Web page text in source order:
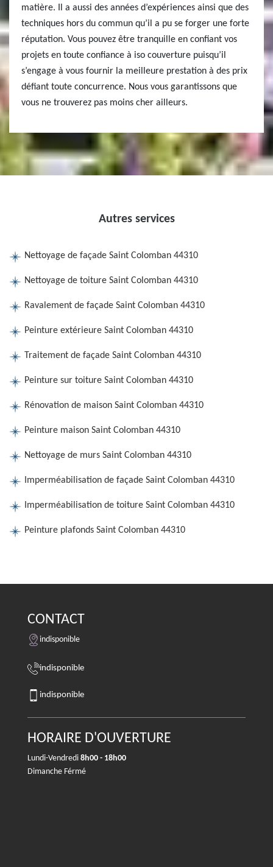
matière. Il a aussi des années d’expériences ainsi que des
techniques hors du commun qu’il a pu se forger une forte
réputation. Vous pouvez être tranquille en confiant vos
projets en toute confiance à iso couverture puisqu’il
s’engage à vous fournir la meilleure prestation à des prix
défiant toute concurrence. Nous vous garantissons que
vous ne trouverez pas moins cher ailleurs.
Autres services
Nettoyage de façade Saint Colomban 44310
Nettoyage de toiture Saint Colomban 44310
Ravalement de façade Saint Colomban 44310
Peinture extérieure Saint Colomban 44310
Traitement de façade Saint Colomban 44310
Peinture sur toiture Saint Colomban 44310
Rénovation de maison Saint Colomban 44310
Peinture maison Saint Colomban 44310
Nettoyage de murs Saint Colomban 44310
Imperméabilisation de façade Saint Colomban 44310
Imperméabilisation de toiture Saint Colomban 44310
Peinture plafonds Saint Colomban 44310
CONTACT
indisponible
indisponible
indisponible
HORAIRE D'OUVERTURE
Lundi-Vendredi 8h00 - 18h00
Dimanche Férmé